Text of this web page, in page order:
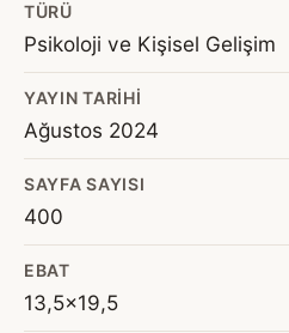
TÜRÜ
Psikoloji ve Kişisel Gelişim
YAYIN TARIHI
Ağustos 2024
SAYFA SAYISI
400
EBAT
13,5x19,5